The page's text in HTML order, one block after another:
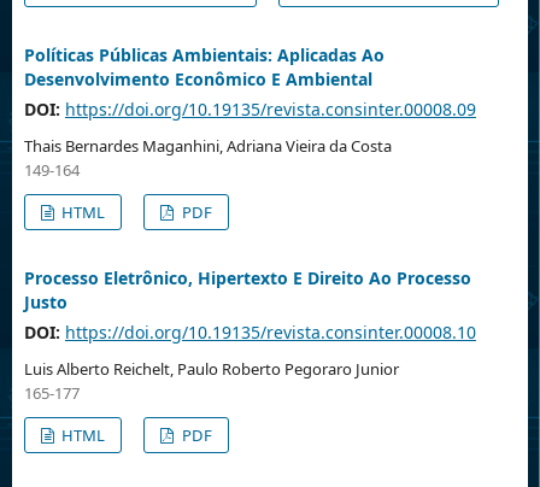
Políticas Públicas Ambientais: Aplicadas Ao
Desenvolvimento Econômico E Ambiental
DOI: https://doi.org/10.19135/revista.consinter.00008.09
Thais Bernardes Maganhini, Adriana Vieira da Costa
149-164
HTML
PDF
Processo Eletrônico, Hipertexto E Direito Ao Processo
Justo
DOI: https://doi.org/10.19135/revista.consinter.00008.10
Luis Alberto Reichelt, Paulo Roberto Pegoraro Junior
165-177
HTML
PDF